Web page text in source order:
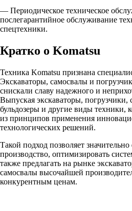
— Периодическое техническое
послегарантийное обслуживание
спецтехники.
Кратко о Komatsu
Техника Komatsu признана
Экскаваторы, самосвалы и
снискали славу надежного и
Выпуская экскаваторы, погрузчики,
бульдозеры и другие виды техники,
из принципов применения
технологических решений.
Такой подход позволяет значительно
производство, оптимизировать
также предлагать на рынке
самосвалы высочайшей
конкурентным ценам.